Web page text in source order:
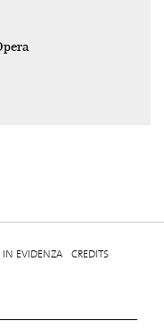
IN EVIDENZA CREDITS